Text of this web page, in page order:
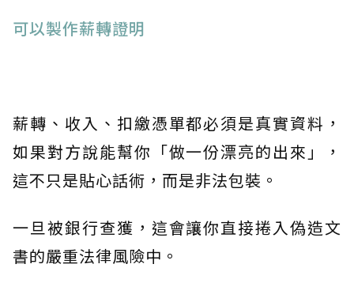
​可以製作薪轉證明
薪轉、收入、扣繳憑單都必須是真實資料，
如果對方說能幫你「做一份漂亮的出來」，
這不只是貼心話術，而是非法包裝。
一旦被銀行查獲，這會讓你直接捲入偽造文
書的嚴重法律風險中。